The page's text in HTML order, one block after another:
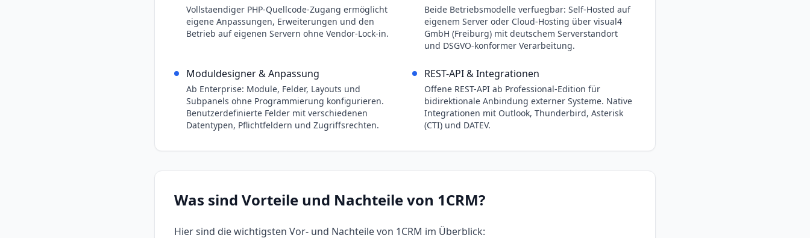
Vollstaendiger PHP-Quellcode-Zugang ermöglicht
eigene Anpassungen, Erweiterungen und den
Betrieb auf eigenen Servern ohne Vendor-Lock-in.
Beide Betriebsmodelle verfuegbar: Self-Hosted auf
eigenem Server oder Cloud-Hosting über visual4
GmbH (Freiburg) mit deutschem Serverstandort
und DSGVO-konformer Verarbeitung.
Moduldesigner & Anpassung
Ab Enterprise: Module, Felder, Layouts und
Subpanels ohne Programmierung konfigurieren.
Benutzerdefinierte Felder mit verschiedenen
Datentypen, Pflichtfeldern und Zugriffsrechten.
REST-API & Integrationen
Offene REST-API ab Professional-Edition für
bidirektionale Anbindung externer Systeme. Native
Integrationen mit Outlook, Thunderbird, Asterisk
(CTI) und DATEV.
Was sind Vorteile und Nachteile von 1CRM?
Hier sind die wichtigsten Vor- und Nachteile von 1CRM im Überblick: